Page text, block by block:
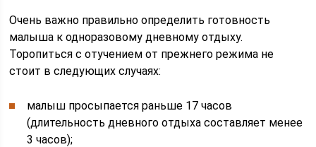
Очень важно правильно определить готовность
малыша к одноразовому дневному отдыху.
Торопиться с отучением от прежнего режима не
стоит в следующих случаях:
малыш просыпается раньше 17 часов
(длительность дневного отдыха составляет менее
3 часов);